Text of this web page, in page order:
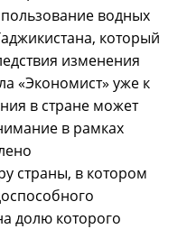
водных
который
изменения
«Экономист» уже к
в стране может
в рамках
страны, в котором
долю которого